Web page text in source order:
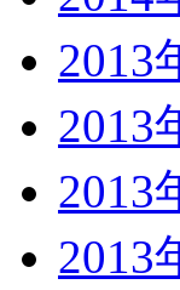
2013
2013
2013
2013